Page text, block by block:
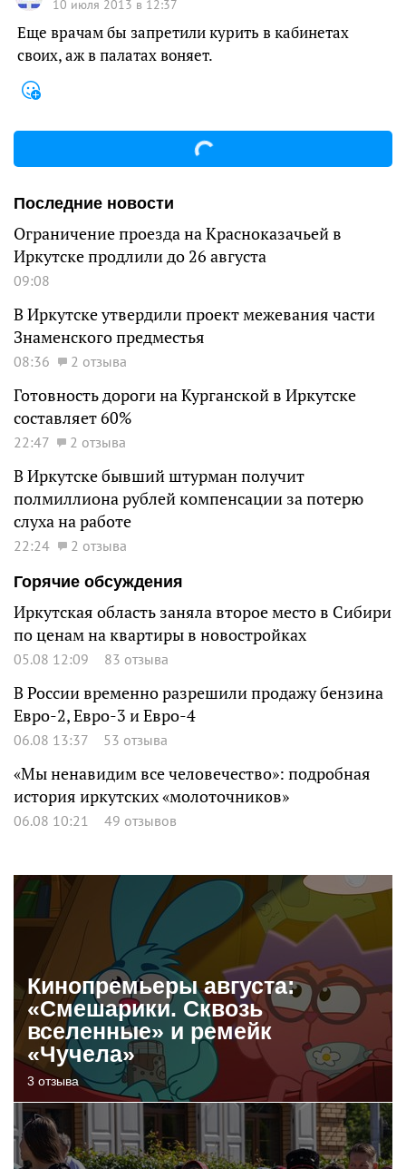
10 июля 2013 в 12:37
Еще врачам бы запретили курить в кабинетах
своих, аж в палатах воняет.
Последние новости
Ограничение проезда на Красноказачьей в
Иркутске продлили до 26 августа
09:08
В Иркутске утвердили проект межевания части
Знаменского предместья
08:36 2 отзыва
Готовность дороги на Курганской в Иркутске
составляет 60%
22:47 2 отзыва
В Иркутске бывший штурман получит
полмиллиона рублей компенсации за потерю
слуха на работе
22:24
2 отзыва
Горячие обсуждения
Иркутская область заняла второе место в Сибири
по ценам на квартиры в новостройках
05.08 12:09 83 отзыва
В России временно разрешили продажу бензина
Евро-2, Евро-3 и Евро-4
06.08 13:37 53 отзыва
«Мы ненавидим все человечество»: подробная
история иркутских «молоточников»
06.08 10:21 49 отзывов
Кинопремьеры августа:
«Смешарики. Сквозь
вселенные» и ремейк
«Чучела»
3 отзыва